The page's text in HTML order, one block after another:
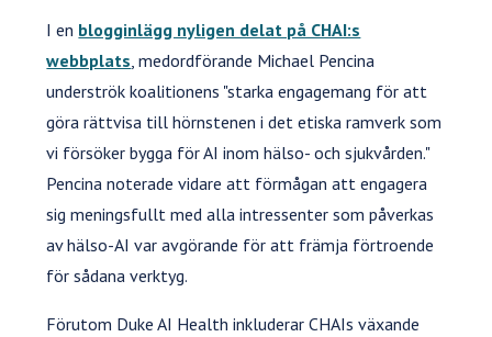
I en blogginlägg nyligen delat på CHAI:s
webbplats, medordförande Michael Pencina
underströk koalitionens "starka engagemang för att
göra rättvisa till hörnstenen i det etiska ramverk som
vi försöker bygga för AI inom hälso- och sjukvården."
Pencina noterade vidare att förmågan att engagera
sig meningsfullt med alla intressenter som påverkas
av hälso-AI var avgörande för att främja förtroende
för sådana verktyg.
Förutom Duke AI Health inkluderar CHAIs växande